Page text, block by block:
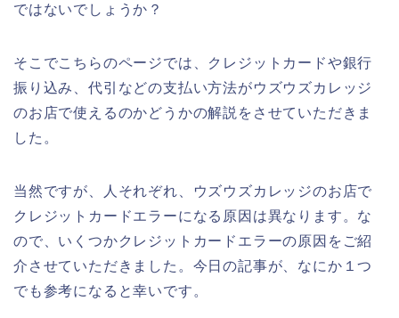
ではないでしょうか？
そこでこちらのページでは、クレジットカードや銀行
振り込み、代引などの支払い方法がウズウズカレッジ
のお店で使えるのかどうかの解説をさせていただきま
した。
当然ですが、人それぞれ、ウズウズカレッジのお店で
クレジットカードエラーになる原因は異なります。な
ので、いくつかクレジットカードエラーの原因をご紹
介させていただきました。今日の記事が、なにか１つ
でも参考になると幸いです。